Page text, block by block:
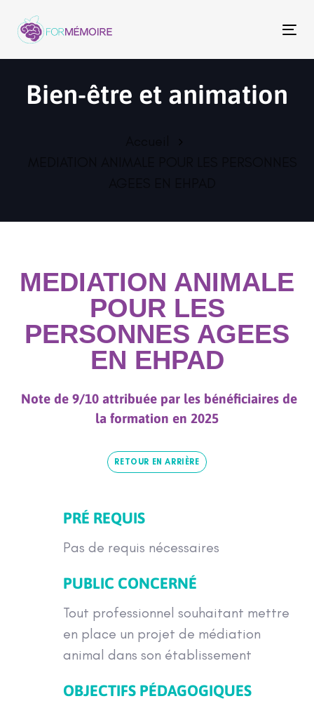
Bien-être et animation
MEDIATION ANIMALE
POUR LES
PERSONNES AGEES
EN EHPAD
Note de 9/10 attribuée par les bénéficiaires de
la formation en 2025
RETOUR EN ARRIÈRE
PRÉ REQUIS
Pas de requis nécessaires
PUBLIC CONCERNÉ
Tout professionnel souhaitant mettre
en place un projet de médiation
animal dans son établissement
OBJECTIFS PÉDAGOGIQUES